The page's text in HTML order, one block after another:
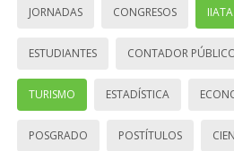
JORNADAS CONGRESOS IIATA
ESTUDIANTES CONTADOR
TURISMO ESTADÍSTICA
POSGRADO POSTÍTULOS